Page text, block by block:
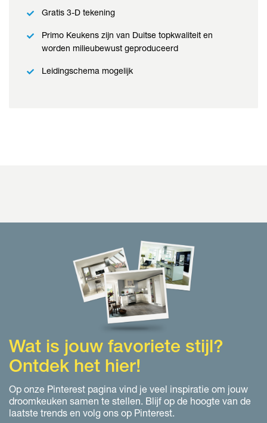
Gratis 3-D tekening
Primo Keukens zijn van Duitse topkwaliteit en
worden milieubewust geproduceerd
Leidingschema mogelijk
Wat is jouw favoriete stijl?
Ontdek het hier!
Op onze Pinterest pagina vind je veel inspiratie om jouw
droomkeuken samen te stellen. Blijf op de hoogte van de
laatste trends en volg ons op Pinterest.